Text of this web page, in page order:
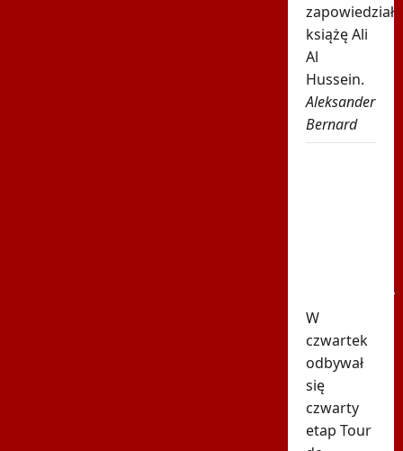
zapowiedział
książę Ali
Al
Hussein.
Aleksander
Bernard
wstrzymany
W
czwartek
odbywał
się
czwarty
etap Tour